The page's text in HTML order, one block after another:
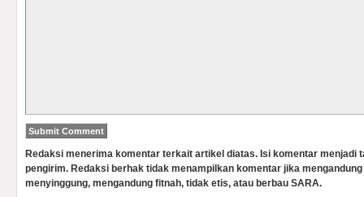
Redaksi menerima komentar terkait artikel diatas. Isi komentar menjadi
pengirim. Redaksi berhak tidak menampilkan komentar jika
menyinggung, mengandung fitnah, tidak etis, atau berbau SARA.